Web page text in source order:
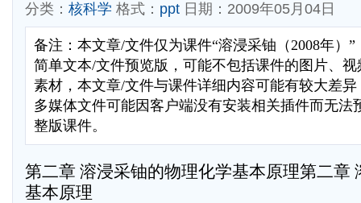
分类： 核科学 格式： ppt 日期：2009年05月04日
备注：本文章/文件仅为课件“溶浸采铀（2008年）
简单文本/文件预览版，可能不包括课件的图片、
素材，本文章/文件与课件详细内容可能有较大差
多媒体文件可能因客户端没有安装相关插件而无法
整版课件。
第二章 溶浸采铀的物理化学基本原理第二章
基本原理